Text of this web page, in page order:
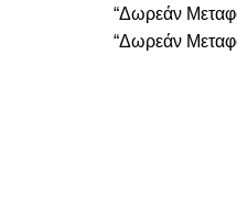
“Δωρεάν
“Δωρεάν